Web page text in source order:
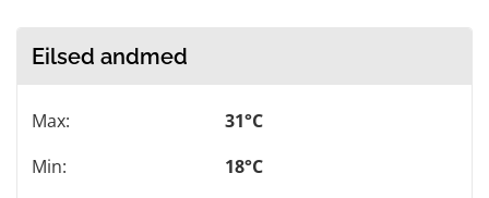
Eilsed andmed
Max:
31°C
Min:
18°C